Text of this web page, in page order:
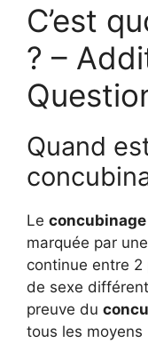
C’est
? –
Quand
Le
marquée par
continue entre 2
de sexe
preuve du
tous les